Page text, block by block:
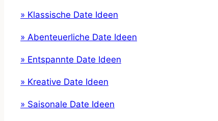
» Klassische Date Ideen
» Abenteuerliche Date Ideen
» Entspannte Date Ideen
» Kreative Date Ideen
» Saisonale Date Ideen